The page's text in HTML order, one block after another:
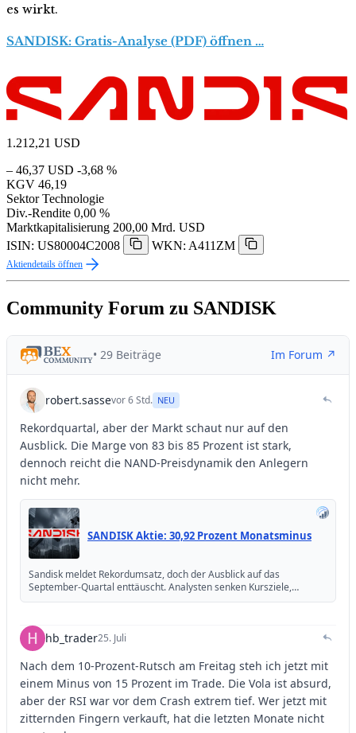
es wirkt.
SANDISK: Gratis-Analyse (PDF) öffnen …
1.212,21 USD
– 46,37 USD -3,68 %
KGV 46,19
Sektor Technologie
Div.-Rendite 0,00 %
Marktkapitalisierung 200,00 Mrd. USD
ISIN: US80004C2008
WKN: A411ZM
Aktiendetails öffnen
Community Forum zu SANDISK